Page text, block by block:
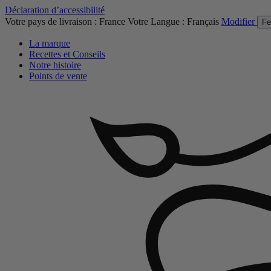
Déclaration d’accessibilité
Votre pays de livraison : France Votre Langue : Français Modifier
La marque
Recettes et Conseils
Notre histoire
Points de vente